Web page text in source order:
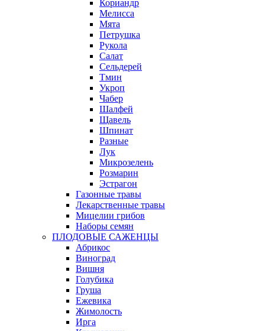
Кориандр
Мелисса
Мята
Петрушка
Рукола
Салат
Сельдерей
Тмин
Укроп
Чабер
Шалфей
Щавель
Шпинат
Разные
Лук
Микрозелень
Розмарин
Эстрагон
Газонные травы
Лекарственные травы
Мицелии грибов
Наборы семян
ПЛОДОВЫЕ САЖЕНЦЫ
Абрикос
Виноград
Вишня
Голубика
Груша
Ежевика
Жимолость
Ирга